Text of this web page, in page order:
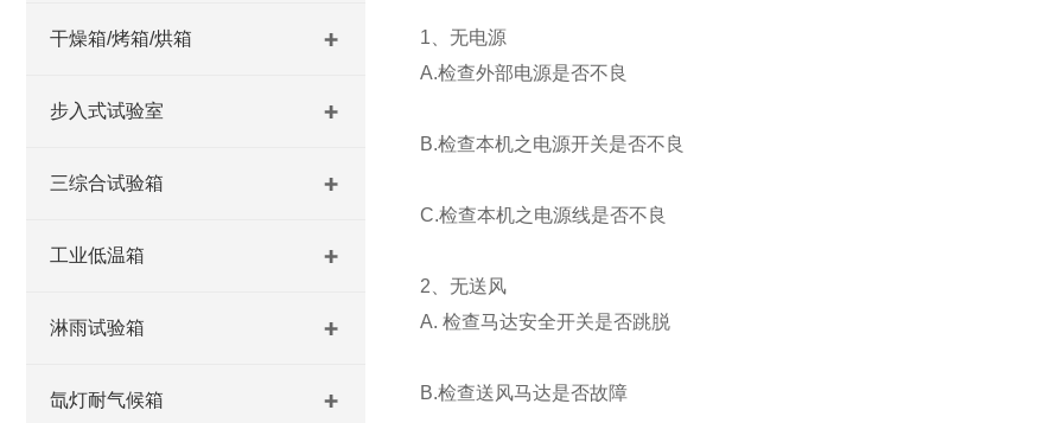
干燥箱/烤箱/烘箱
步入式试验室
三综合试验箱
工业低温箱
淋雨试验箱
氙灯耐气候箱
1、无电源
A.检查外部电源是否不良
B.检查本机之电源开关是否不良
C.检查本机之电源线是否不良
2、无送风
A. 检查马达安全开关是否跳脱
B.检查送风马达是否故障